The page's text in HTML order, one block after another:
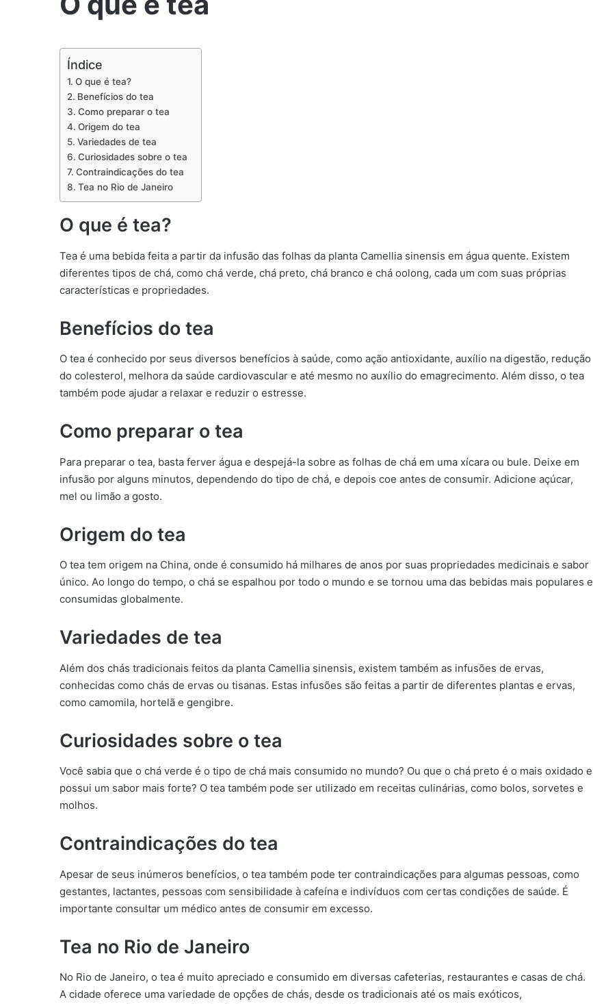
Índice
O que é tea?
Benefícios do tea
Como preparar o tea
Origem do tea
Variedades de tea
Curiosidades sobre o tea
Contraindicações do tea
Tea no Rio de Janeiro
O que é tea?
Tea é uma bebida feita a partir da infusão das folhas da planta Camellia sinensis em água quente. Existem
diferentes tipos de chá, como chá verde, chá preto, chá branco e chá oolong, cada um com suas próprias
características e propriedades.
Benefícios do tea
O tea é conhecido por seus diversos benefícios à saúde, como ação antioxidante, auxílio na digestão, redução
do colesterol, melhora da saúde cardiovascular e até mesmo no auxílio do emagrecimento. Além disso, o tea
também pode ajudar a relaxar e reduzir o estresse.
Como preparar o tea
Para preparar o tea, basta ferver água e despejá-la sobre as folhas de chá em uma xícara ou bule. Deixe em
infusão por alguns minutos, dependendo do tipo de chá, e depois coe antes de consumir. Adicione açúcar,
mel ou limão a gosto.
Origem do tea
O tea tem origem na China, onde é consumido há milhares de anos por suas propriedades medicinais e sabor
único. Ao longo do tempo, o chá se espalhou por todo o mundo e se tornou uma das bebidas mais populares e
consumidas globalmente.
Variedades de tea
Além dos chás tradicionais feitos da planta Camellia sinensis, existem também as infusões de ervas,
conhecidas como chás de ervas ou tisanas. Estas infusões são feitas a partir de diferentes plantas e ervas,
como camomila, hortelã e gengibre.
Curiosidades sobre o tea
Você sabia que o chá verde é o tipo de chá mais consumido no mundo? Ou que o chá preto é o mais oxidado e
possui um sabor mais forte? O tea também pode ser utilizado em receitas culinárias, como bolos, sorvetes e
molhos.
Contraindicações do tea
Apesar de seus inúmeros benefícios, o tea também pode ter contraindicações para algumas pessoas, como
gestantes, lactantes, pessoas com sensibilidade à cafeína e indivíduos com certas condições de saúde. É
importante consultar um médico antes de consumir em excesso.
Tea no Rio de Janeiro
No Rio de Janeiro, o tea é muito apreciado e consumido em diversas cafeterias, restaurantes e casas de chá.
A cidade oferece uma variedade de opções de chás, desde os tradicionais até os mais exóticos,